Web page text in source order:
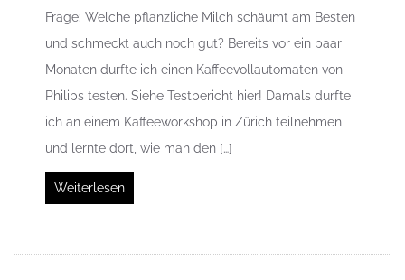
Frage: Welche pflanzliche Milch schäumt am Besten
und schmeckt auch noch gut? Bereits vor ein paar
Monaten durfte ich einen Kaffeevollautomaten von
Philips testen. Siehe Testbericht hier! Damals durfte
ich an einem Kaffeeworkshop in Zürich teilnehmen
und lernte dort, wie man den […]
Weiterlesen